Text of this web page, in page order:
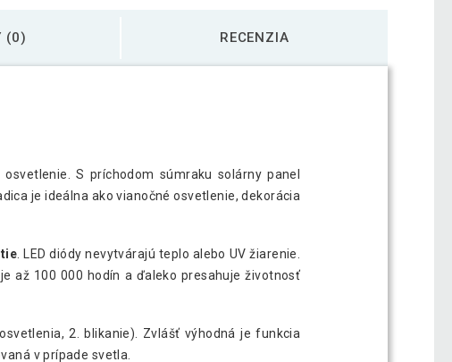
(0) RECENZIA
S príchodom súmraku solárny panel
je ideálna ako vianočné osvetlenie, dekorácia
. LED diódy nevytvárajú teplo alebo UV žiarenie.
až 100 000 hodín a ďaleko presahuje životnosť
2. blikanie). Zvlášť výhodná je funkcia
v prípade svetla.